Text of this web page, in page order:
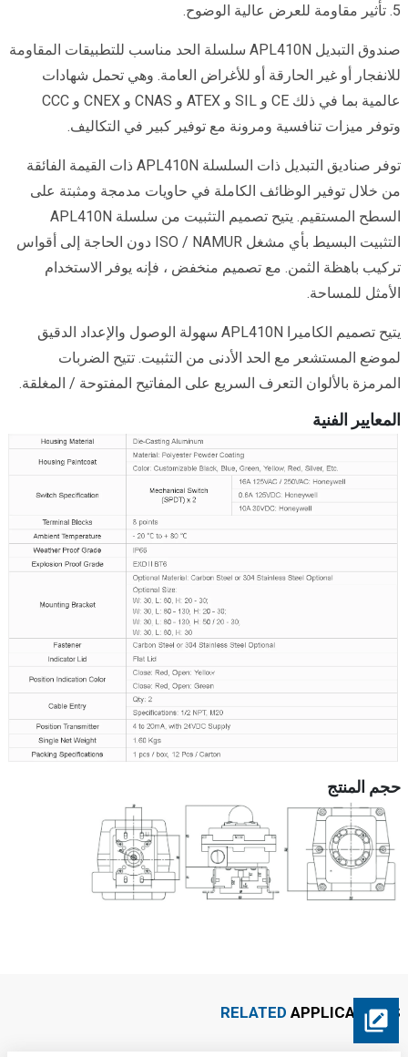
5. تأثير مقاومة للعرض عالية الوضوح.
صندوق التبديل APL410N سلسلة الحد مناسب للتطبيقات المقاومة
للانفجار أو غير الحارقة أو للأغراض العامة. وهي تحمل شهادات
عالمية بما في ذلك CE و SIL و ATEX و CNAS و CNEX و CCC
وتوفر ميزات تنافسية ومرونة مع توفير كبير في التكاليف.
توفر صناديق التبديل ذات السلسلة APL410N ذات القيمة الفائقة
من خلال توفير الوظائف الكاملة في حاويات مدمجة ومثبتة على
السطح المستقيم. يتيح تصميم التثبيت من سلسلة APL410N
التثبيت البسيط بأي مشغل ISO / NAMUR دون الحاجة إلى أقواس
تركيب باهظة الثمن. مع تصميم منخفض ، فإنه يوفر الاستخدام
الأمثل للمساحة.
يتيح تصميم الكاميرا APL410N سهولة الوصول والإعداد الدقيق
لموضع المستشعر مع الحد الأدنى من التثبيت. تتيح الضربات
المرمزة بالألوان التعرف السريع على المفاتيح المفتوحة / المغلقة.
المعايير الفنية
حجم المنتج
RELATED APPLICATIONS